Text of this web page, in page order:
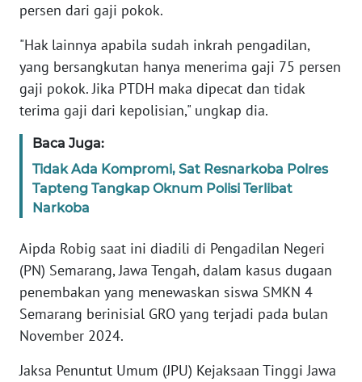
persen dari gaji pokok.
"Hak lainnya apabila sudah inkrah pengadilan,
yang bersangkutan hanya menerima gaji 75 persen
gaji pokok. Jika PTDH maka dipecat dan tidak
terima gaji dari kepolisian," ungkap dia.
Baca Juga:
Tidak Ada Kompromi, Sat Resnarkoba Polres
Tapteng Tangkap Oknum Polisi Terlibat
Narkoba
Aipda Robig saat ini diadili di Pengadilan Negeri
(PN) Semarang, Jawa Tengah, dalam kasus dugaan
penembakan yang menewaskan siswa SMKN 4
Semarang berinisial GRO yang terjadi pada bulan
November 2024.
Jaksa Penuntut Umum (JPU) Kejaksaan Tinggi Jawa
Informasi
INDEKS
BERITA
KONTAK
INFO
IKLAN
KAMI
PEDOMAN
MEDIA
REDAKSI